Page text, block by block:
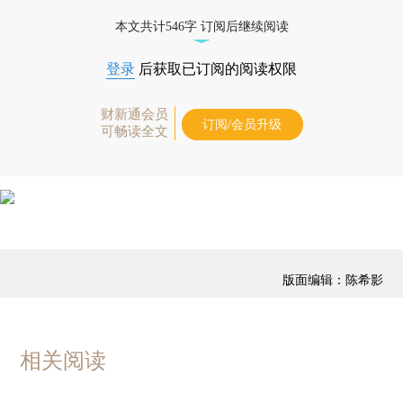
本文共计546字 订阅后继续阅读
登录 后获取已订阅的阅读权限
财新通会员
可畅读全文
订阅/会员升级
版面编辑：陈希影
相关阅读